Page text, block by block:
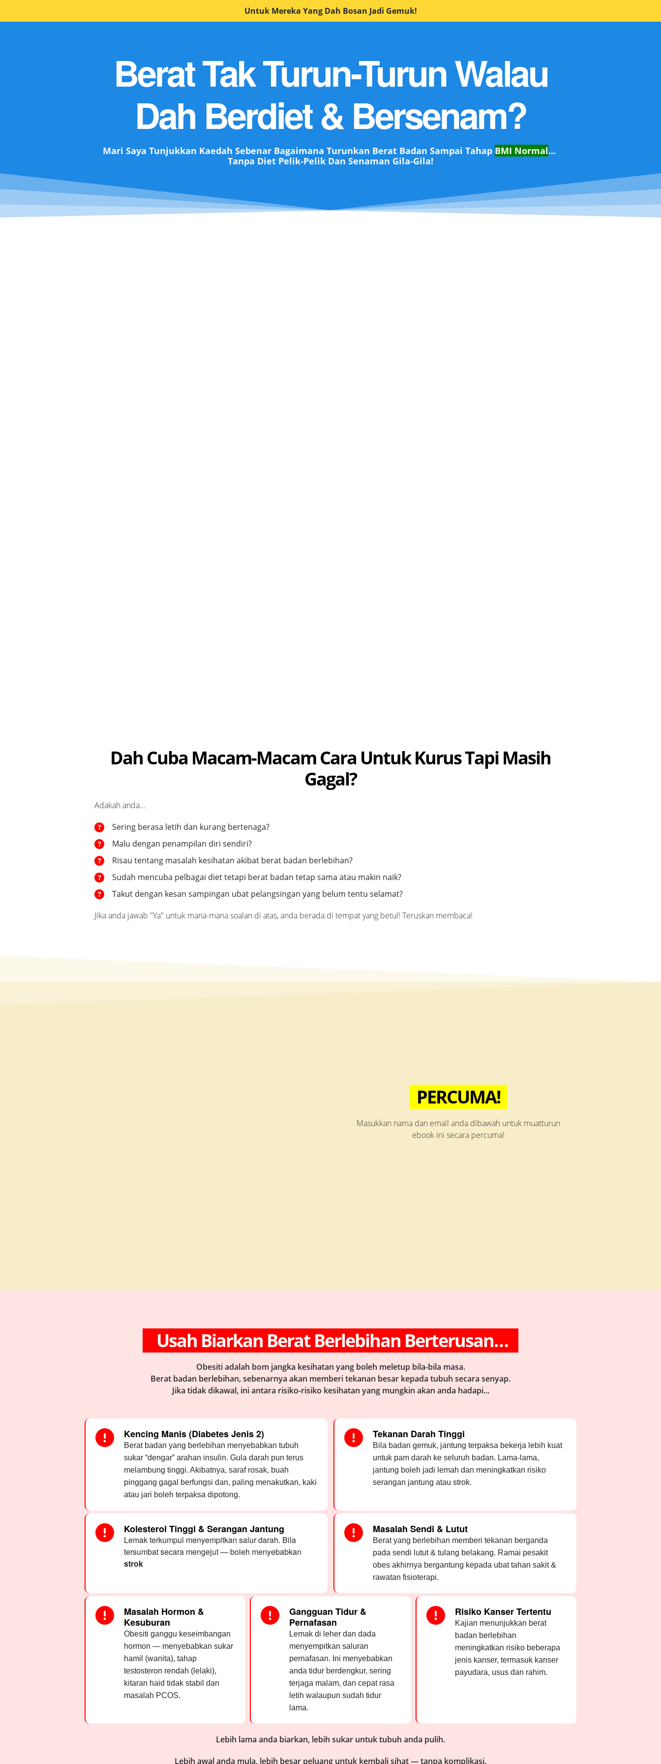
Untuk Mereka Yang Dah Bosan Jadi Gemuk!
Berat Tak Turun-Turun Walau
Dah Berdiet & Bersenam?
Mari Saya Tunjukkan Kaedah Sebenar Bagaimana Turunkan Berat Badan Sampai Tahap BMI Normal...
Tanpa Diet Pelik-Pelik Dan Senaman Gila-Gila!
Dah Cuba Macam-Macam Cara Untuk Kurus Tapi Masih
Gagal?
Adakah anda...
Sering berasa letih dan kurang bertenaga?
Malu dengan penampilan diri sendiri?
Risau tentang masalah kesihatan akibat berat badan berlebihan?
Sudah mencuba pelbagai diet tetapi berat badan tetap sama atau makin naik?
Takut dengan kesan sampingan ubat pelangsingan yang belum tentu selamat?
Jika anda jawab "Ya" untuk mana-mana soalan di atas, anda berada di tempat yang betul! Teruskan membaca!
PERCUMA!
Masukkan nama dan email anda dibawah untuk muatturun
ebook ini secara percuma!
Usah Biarkan Berat Berlebihan Berterusan…
Obesiti adalah bom jangka kesihatan yang boleh meletup bila-bila masa.
Berat badan berlebihan, sebenarnya akan memberi tekanan besar kepada tubuh secara senyap.
Jika tidak dikawal, ini antara risiko-risiko kesihatan yang mungkin akan anda hadapi...
Kencing Manis (Diabetes Jenis 2)
Berat badan yang berlebihan menyebabkan tubuh
sukar “dengar” arahan insulin. Gula darah pun terus
melambung tinggi. Akibatnya, saraf rosak, buah
pinggang gagal berfungsi dan, paling menakutkan, kaki
atau jari boleh terpaksa dipotong.
Tekanan Darah Tinggi
Bila badan gemuk, jantung terpaksa bekerja lebih kuat
untuk pam darah ke seluruh badan. Lama-lama,
jantung boleh jadi lemah dan meningkatkan risiko
serangan jantung atau strok.
Kolesterol Tinggi & Serangan Jantung
Lemak terkumpul menyempitkan salur darah. Bila
tersumbat secara mengejut — boleh menyebabkan
strok
Masalah Sendi & Lutut
Berat yang berlebihan memberi tekanan berganda
pada sendi lutut & tulang belakang. Ramai pesakit
obes akhirnya bergantung kepada ubat tahan sakit &
rawatan fisioterapi.
Masalah Hormon &
Kesuburan
Obesiti ganggu keseimbangan
hormon — menyebabkan sukar
hamil (wanita), tahap
testosteron rendah (lelaki),
kitaran haid tidak stabil dan
masalah PCOS.
Gangguan Tidur &
Pernafasan
Lemak di leher dan dada
menyempitkan saluran
pernafasan. Ini menyebabkan
anda tidur berdengkur, sering
terjaga malam, dan cepat rasa
letih walaupun sudah tidur
lama.
Risiko Kanser Tertentu
Kajian menunjukkan berat
badan berlebihan
meningkatkan risiko beberapa
jenis kanser, termasuk kanser
payudara, usus dan rahim.
Lebih lama anda biarkan, lebih sukar untuk tubuh anda pulih.
Lebih awal anda mula, lebih besar peluang untuk kembali sihat — tanpa komplikasi.